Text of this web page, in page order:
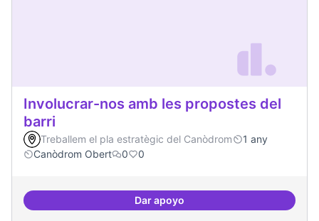
Involucrar-nos amb les propostes del
barri
Treballem el pla estratègic del Canòdrom
1 any
Canòdrom Obert
0 0
Dar apoyoInvolucrar-nos amb les